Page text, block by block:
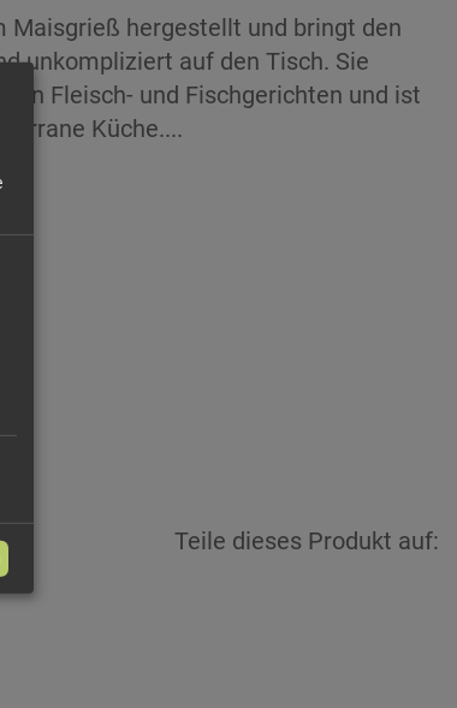
Maisgrieß hergestellt und bringt den
unkompliziert auf den Tisch. Sie
Fleisch- und Fischgerichten und ist
Küche....
Teile dieses Produkt auf: